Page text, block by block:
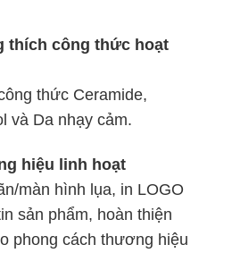
thích công thức hoạt
thức Ceramide,
và Da nhạy cảm.
hiệu linh hoạt
màn hình lụa, in LOGO
sản phẩm, hoàn thiện
phong cách thương hiệu